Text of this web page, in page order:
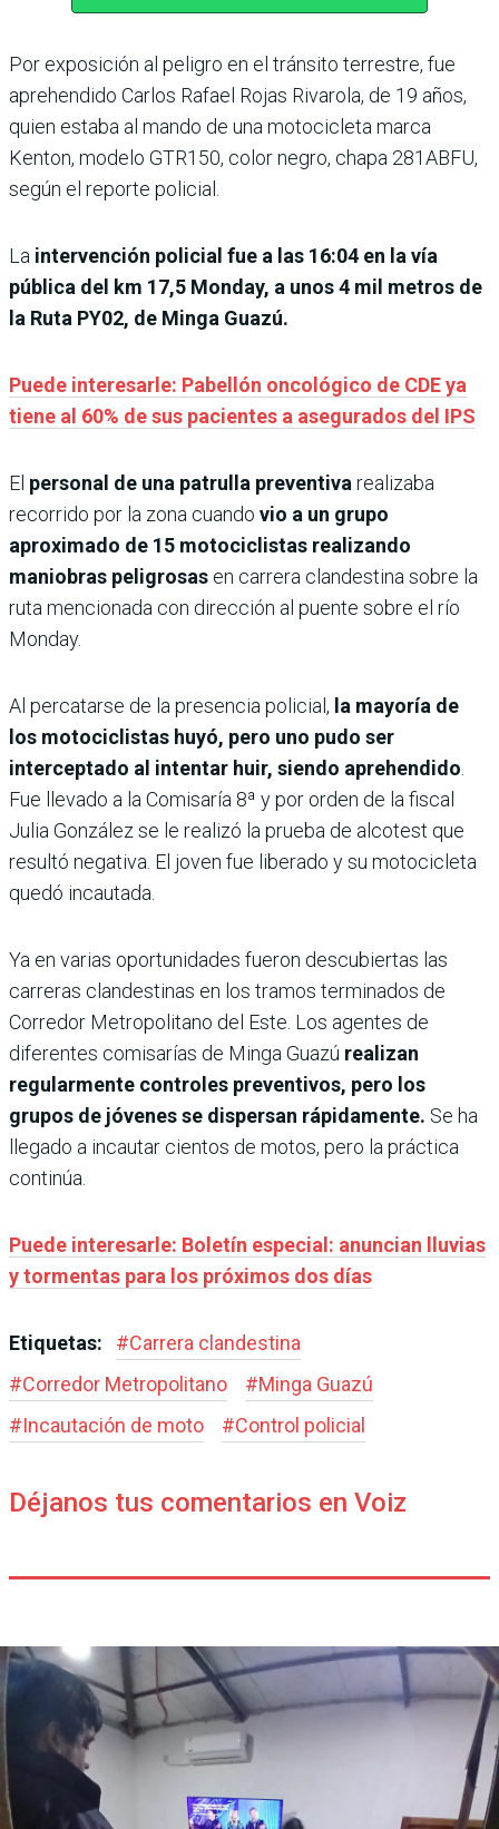
Por exposición al peligro en el tránsito terrestre, fue
aprehendido Carlos Rafael Rojas Rivarola, de 19 años,
quien estaba al mando de una motocicleta marca
Kenton, modelo GTR150, color negro, chapa 281ABFU,
según el reporte policial.
La intervención policial fue a las 16:04 en la vía
pública del km 17,5 Monday, a unos 4 mil metros de
la Ruta PY02, de Minga Guazú.
Puede interesarle: Pabellón oncológico de CDE ya
tiene al 60% de sus pacientes a asegurados del IPS
El personal de una patrulla preventiva realizaba
recorrido por la zona cuando vio a un grupo
aproximado de 15 motociclistas realizando
maniobras peligrosas en carrera clandestina sobre la
ruta mencionada con dirección al puente sobre el río
Monday.
Al percatarse de la presencia policial, la mayoría de
los motociclistas huyó, pero uno pudo ser
interceptado al intentar huir, siendo aprehendido
Fue llevado a la Comisaría 8ª y por orden de la fiscal
Julia González se le realizó la prueba de alcotest que
resultó negativa. El joven fue liberado y su motocicleta
quedó incautada.
Ya en varias oportunidades fueron descubiertas las
carreras clandestinas en los tramos terminados de
Corredor Metropolitano del Este. Los agentes de
diferentes comisarías de Minga Guazú realizan
regularmente controles preventivos, pero los
grupos de jóvenes se dispersan rápidamente. Se ha
llegado a incautar cientos de motos, pero la práctica
continúa.
Puede interesarle: Boletín especial: anuncian lluvias
y tormentas para los próximos dos días
Etiquetas: #Carrera clandestina
#Corredor Metropolitano #Minga Guazú
#Incautación de moto #Control policial
Déjanos tus comentarios en Voiz